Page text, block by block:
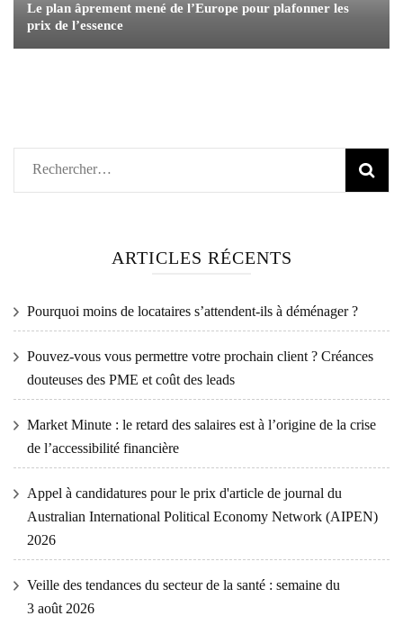
Le plan âprement mené de l’Europe pour plafonner les
prix de l’essence
Rechercher :
ARTICLES RÉCENTS
Pourquoi moins de locataires s’attendent-ils à déménager ?
Pouvez-vous vous permettre votre prochain client ? Créances
douteuses des PME et coût des leads
Market Minute : le retard des salaires est à l’origine de la crise
de l’accessibilité financière
Appel à candidatures pour le prix d'article de journal du
Australian International Political Economy Network (AIPEN)
2026
Veille des tendances du secteur de la santé : semaine du
3 août 2026